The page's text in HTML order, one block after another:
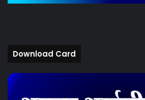
Download Card